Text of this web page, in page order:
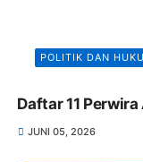
POLITIK DAN
Daftar 11
JUNI 05, 2026